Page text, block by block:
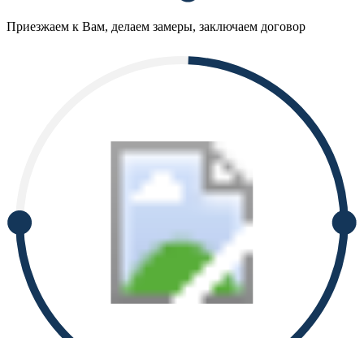
Приезжаем к Вам, делаем замеры, заключаем договор